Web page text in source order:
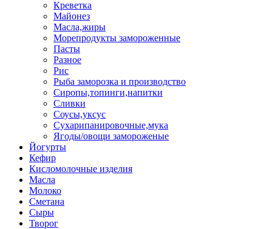
Креветка
Майонез
Масла,жиры
Морепродукты замороженные
Пасты
Разное
Рис
Рыба заморозка и производство
Сиропы,топинги,напитки
Сливки
Соусы,уксус
Сухарипанировочные,мука
Ягоды/овощи замороженые
Йогурты
Кефир
Кисломолочные изделия
Масла
Молоко
Сметана
Сыры
Творог